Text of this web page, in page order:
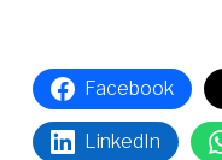
Facebook
LinkedIn